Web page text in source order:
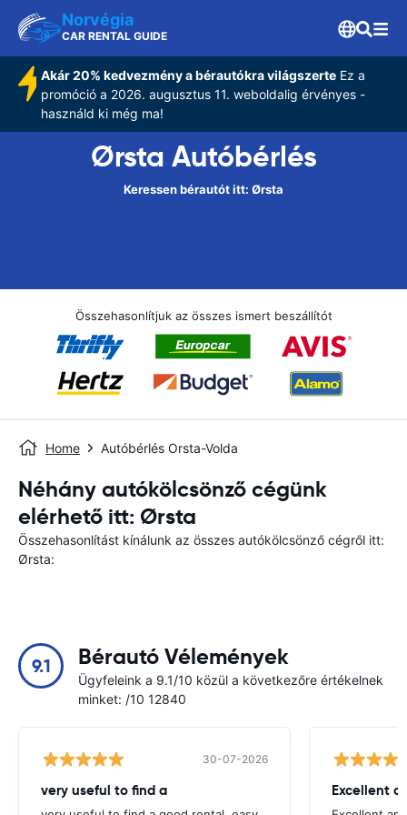
Norvégia
CAR RENTAL GUIDE
Akár 20% kedvezmény a bérautókra világszerteEz a
promóció a 2026. augusztus 11. weboldalig érvényes -
használd ki még ma!
Ørsta Autóbérlés
Keressen bérautót itt: Ørsta
Összehasonlítjuk az összes ismert beszállítót
Home Autóbérlés Orsta-Volda
Néhány autókölcsönző cégünk
elérhető itt: Ørsta
Összehasonlítást kínálunk az összes autókölcsönző cégről itt:
Ørsta:
9.1 Bérautó Vélemények
Ügyfeleink a 9.1/10 közül a következőre értékelnek
minket: /10 12840
30-07-2026
very useful to find a Excellent